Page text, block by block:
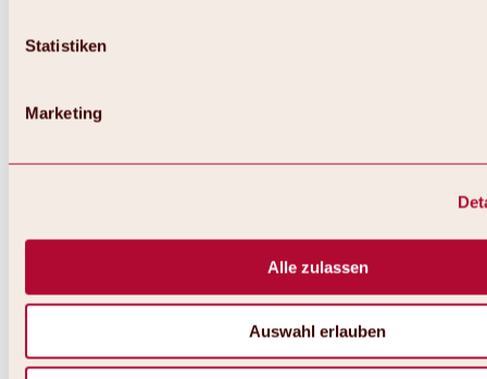
Statistiken
Marketing
Alle zulassen
Auswahl erlauben
Alles zu Skifahren & Snowboarden | Skigebiete
Skigebiet Hochoetz